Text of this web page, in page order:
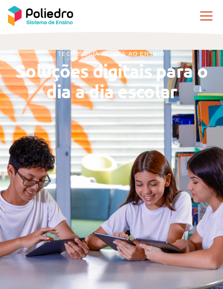
Pular navegação
TECNOLOGIA ALIADA AO ENSINO
Soluções digitais para o
dia a dia escolar